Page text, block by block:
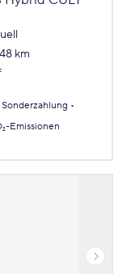
km
Emissionen